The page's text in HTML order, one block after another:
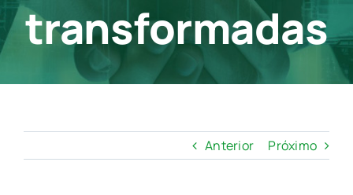
Contato
transformadas
Anterior Próximo